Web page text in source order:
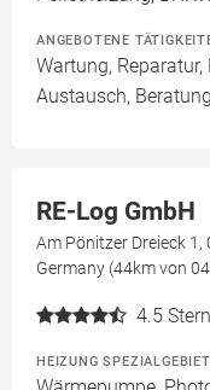
ANGEBOTENE
Wartung,
Austausch, Beratung
RE-Log GmbH
Am Pönitzer Dreieck
Germany (44km von
4.5
HEIZUNG